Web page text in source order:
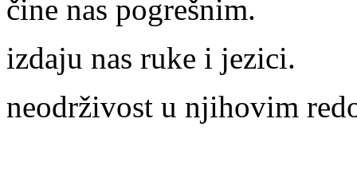
čine nas pogrešnim.
izdaju nas ruke i jezici.
neodrživost u njihovim